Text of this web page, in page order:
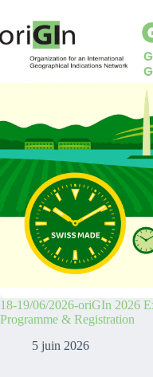
18-19/06/2026-oriGIn 2026
Programme & Registration
5 juin 2026